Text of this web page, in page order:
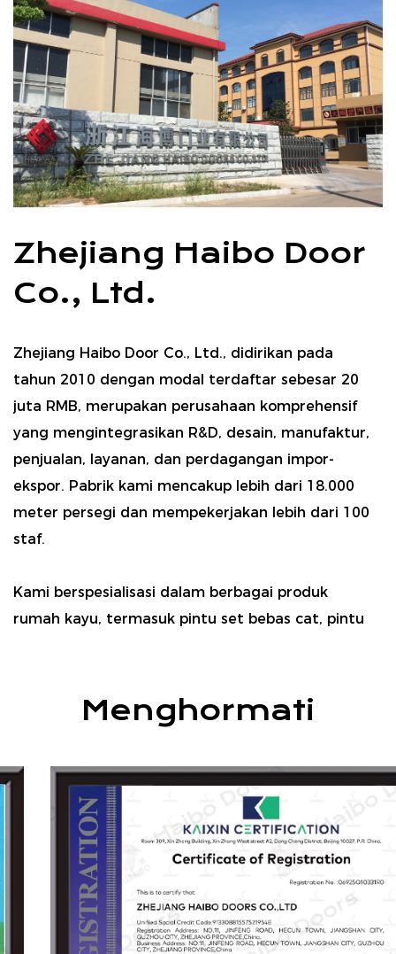
Zhejiang Haibo Door
Co., Ltd.
Zhejiang Haibo Door Co., Ltd., didirikan pada
tahun 2010 dengan modal terdaftar sebesar 20
juta RMB, merupakan perusahaan komprehensif
yang mengintegrasikan R&D, desain, manufaktur,
penjualan, layanan, dan perdagangan impor-
ekspor. Pabrik kami mencakup lebih dari 18.000
meter persegi dan mempekerjakan lebih dari 100
staf.
Kami berspesialisasi dalam berbagai produk
rumah kayu, termasuk pintu set bebas cat, pintu
Produk kami banyak digunakan di rumah, vila,
hotel, pusat perbelanjaan, dan ruang rekreasi.
Sebagai salah satu unit penyusunan standar
industri "pintu kayu dalam ruangan", Haibo terus
-menerus mengejar inovasi dan keunggulan.
Dipandu oleh prinsip-prinsip "pengembangan
berkualitas pertama, yang digerakkan oleh
integritas," kami bertujuan untuk membangun
merek tepercaya dengan teknologi canggih,
Menghormati